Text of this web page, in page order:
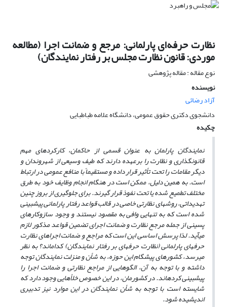
نظارت حرفه‌ای پارلمانی: مرجع و ضمانت‏ اجرا (مطالعه
موردی: قانون نظارت مجلس بر رفتار نمایندگان)
نوع مقاله : مقاله پژوهشی
نویسنده
آزاد رضائی
دانشجوی دکتری حقوق عمومی، دانشگاه علامه طباطبایی
چکیده
نمایندگان پارلمان به عنوان قسمی از حاکمان، کارکردهای مهم
قانونگذاری و نظارت را بر‌عهده دارند که طیف وسیعی از شهروندان و
دیگر مقامات را تحت تأثیر قرار داده و مستقیماً با منافع عمومی در ارتباط
است. به همین دلیل، ممکن است در هنگام انجام وظایف خود به طرق
مختلف تطمیع شده یا تحت نفوذ قرار گیرند. برای جلوگیری از بروز چنین
تهدیداتی، روش‏های نظارتی خاصی در قالب قواعد رفتار پارلمانی پیش‏بینی
شده است که به تنهایی وافی به مقصود نیستند و وجود سازوکارهای
پسینی از جمله مرجع نظارت و ضمانت‏ اجرای تضمین قواعد مذکور لازم
می‏آید. لذا پرسش اساسی این است که مراجع و ضمانت‏ اجراهای نظارت
حرفه‏ای پارلمانی (نظارت حرفه‏ای بر رفتار نمایندگان) کدام‏اند؟ به نظر
می‏رسد، کشورهای پیشگام این حوزه، به شأن و منزلت نمایندگان توجه
داشته و با توجه به آن، الگوهایی از مراجع نظارتی و ضمانت‏ اجرا را
پیش‏بینی کرده‏اند. در کشورمان، در این خصوص خلأ‏هایی وجود دارد که
شایسته است با توجه به شأن نمایندگان در این موارد نیز تدبیری
اندیشیده شود.